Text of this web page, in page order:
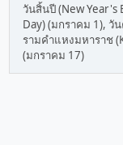
วันสิ้นปี (New Year's
Day) (มกราคม 1), วั
รามคำแหงมหาราช
(มกราคม 17)